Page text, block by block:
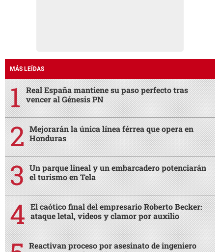
MÁS LEÍDAS
Real España mantiene su paso perfecto tras
vencer al Génesis PN
Mejorarán la única línea férrea que opera en
Honduras
Un parque lineal y un embarcadero potenciarán
el turismo en Tela
El caótico final del empresario Roberto Becker:
ataque letal, videos y clamor por auxilio
Reactivan proceso por asesinato de ingeniero